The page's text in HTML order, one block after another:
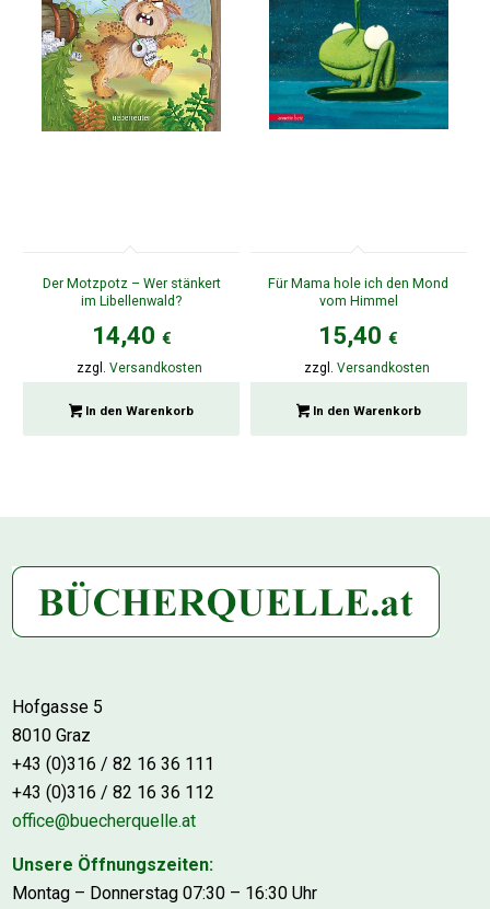
Der Motzpotz – Wer stänkert
im Libellenwald?
14,40 €
zzgl.Versandkosten
In den Warenkorb
Für Mama hole ich den Mond
vom Himmel
15,40€
zzgl. Versandkosten
In den Warenkorb
Hofgasse 5
8010 Graz
+43 (0)316 / 82 16 36 111
+43 (0)316 / 82 16 36 112
office@buecherquelle.at
Unsere Öffnungszeiten:
Montag – Donnerstag 07:30 – 16:30 Uhr